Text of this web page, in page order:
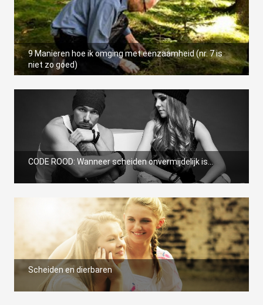
9 Manieren hoe ik omging met eenzaamheid (nr. 7 is
niet zo goed)
CODE ROOD: Wanneer scheiden onvermijdelijk is...
Scheiden en dierbaren